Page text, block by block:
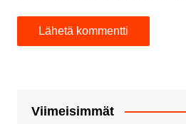
Viimeisimmät